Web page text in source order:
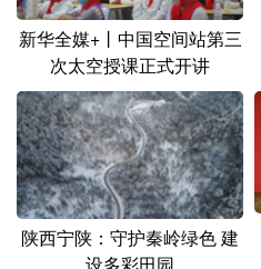
English Español
Русский язык
Deutsch Português
新华全媒+丨中国空间站第三
次太空授课正式开讲
陕西宁陕：守护秦岭绿色 建
设多彩田园